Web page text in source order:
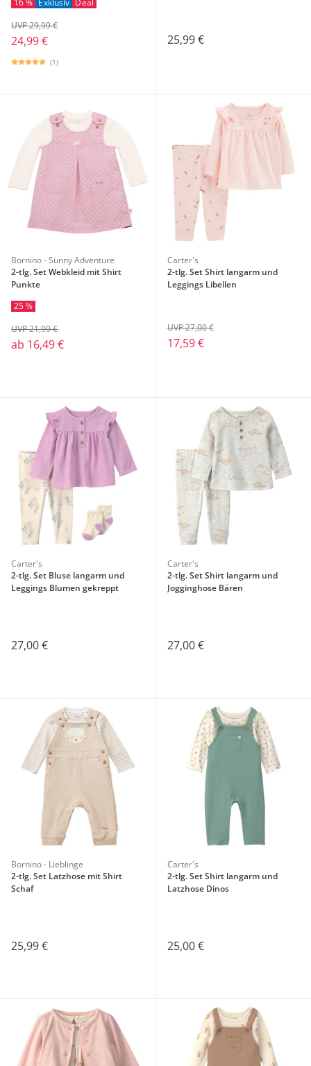
16 % Exklusiv Deal
24,99 €
UVP 29,99 €
(1)
25,99 €
Bornino - Sunny Adventure
2-tlg. Set Webkleid mit Shirt
Punkte
25 %
ab 16,49 €
UVP 21,99 €
Carter's
2-tlg. Set Shirt langarm und
Leggings Libellen
17,59 €
UVP 27,00 €
Carter's
2-tlg. Set Bluse langarm und
Leggings Blumen gekreppt
27,00 €
Carter's
2-tlg. Set Shirt langarm und
Jogginghose Bären
27,00 €
Bornino - Lieblinge
2-tlg. Set Latzhose mit Shirt
Schaf
25,99 €
Carter's
2-tlg. Set Shirt langarm und
Latzhose Dinos
25,00 €